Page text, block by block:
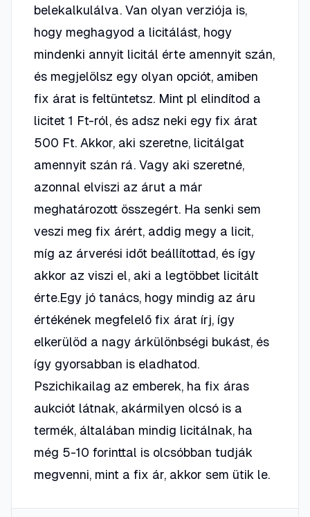
belekalkulálva. Van olyan verziója is,
hogy meghagyod a licitálást, hogy
mindenki annyit licitál érte amennyit szán,
és megjelölsz egy olyan opciót, amiben
fix árat is feltüntetsz. Mint pl elindítod a
licitet 1 Ft-ról, és adsz neki egy fix árat
500 Ft. Akkor, aki szeretne, licitálgat
amennyit szán rá. Vagy aki szeretné,
azonnal elviszi az árut a már
meghatározott összegért. Ha senki sem
veszi meg fix árért, addig megy a licit,
míg az árverési időt beállítottad, és így
akkor az viszi el, aki a legtöbbet licitált
érte.Egy jó tanács, hogy mindig az áru
értékének megfelelő fix árat írj, így
elkerülöd a nagy árkülönbségi bukást, és
így gyorsabban is eladhatod.
Pszichikailag az emberek, ha fix áras
aukciót látnak, akármilyen olcsó is a
termék, általában mindig licitálnak, ha
még 5-10 forinttal is olcsóbban tudják
megvenni, mint a fix ár, akkor sem ütik le.